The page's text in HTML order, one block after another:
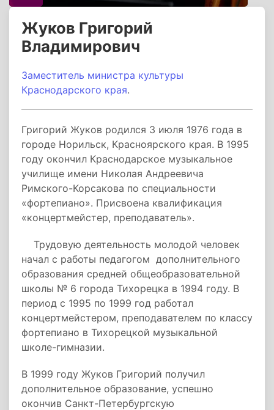
Жуков Григорий
Владимирович
Заместитель министра культуры
Краснодарского края.
Григорий Жуков родился 3 июля 1976 года в
городе Норильск, Красноярского края. В 1995
году окончил Краснодарское музыкальное
училище имени Николая Андреевича
Римского-Корсакова по специальности
«фортепиано». Присвоена квалификация
«концертмейстер, преподаватель».
Трудовую деятельность молодой человек
начал с работы педагогом дополнительного
образования средней общеобразовательной
школы № 6 города Тихорецка в 1994 году. В
период с 1995 по 1999 год работал
концертмейстером, преподавателем по классу
фортепиано в Тихорецкой музыкальной
школе-гимназии.
В 1999 году Жуков Григорий получил
дополнительное образование, успешно
окончив Санкт-Петербургскую